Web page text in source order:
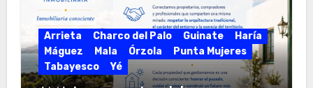
Arrieta Charco del Palo Guinate
Haría
Máguez
Mala Órzola
Punta Mujeres
Tabayesco
Yé